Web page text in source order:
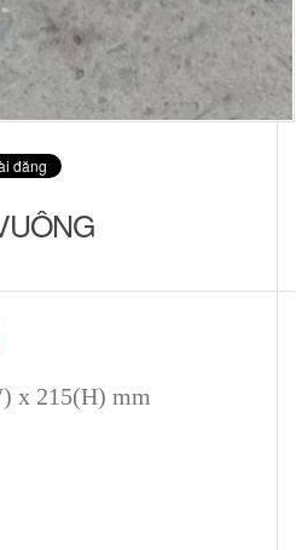
x 215(H) mm